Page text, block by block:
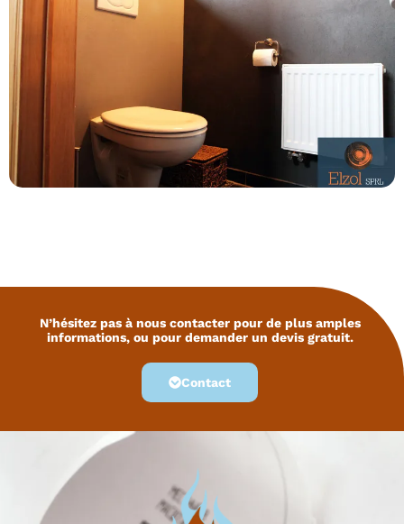
N’hésitez pas à nous contacter pour de plus amples
informations, ou pour demander un devis gratuit.
Contact